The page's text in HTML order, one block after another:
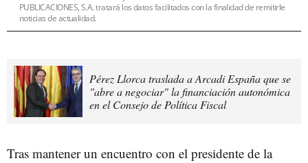
PUBLICACIONES, S.A. tratará los datos facilitados con la finalidad de remitirle
noticias de actualidad.
Pérez Llorca traslada a Arcadi España que se
"abre a negociar" la financiación autonómica
en el Consejo de Política Fiscal
Tras mantener un encuentro con el presidente de la